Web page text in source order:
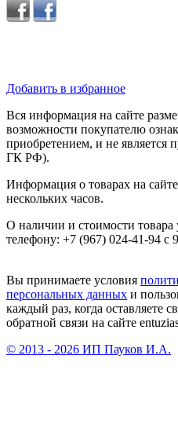
Добавить в избранное
Вся информация на сайте
возможности покупателю
приобретением, и не является
ГК РФ).
Информация о товарах на
нескольких часов.
О наличии и стоимости товара
телефону: +7 (967) 024-41-94 с
Вы принимаете условия
персональных данных и
каждый раз, когда оставляете
обратной связи на сайте
© 2013 - 2026 ИП Пауков И.А.